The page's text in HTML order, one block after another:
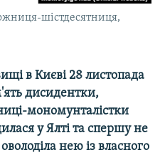
шістдесятниця,
в Києві 28 листопада
дисидентки,
мономунталістки
у Ялті та спершу не
оволоділа нею із власного